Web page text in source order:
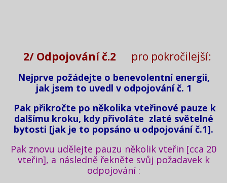
2/ Odpojování č.2 pro pokročilejší:
Nejprve požádejte o benevolentní energii,
jak jsem to uvedl v odpojování č. 1
Pak přikročte po několika vteřinové pauze k
dalšímu kroku, kdy přivoláte zlaté světelné
bytosti [jak je to popsáno u odpojování č.1].
Pak znovu udělejte pauzu několik vteřin [cca 20
vteřin], a následně řekněte svůj požadavek k
odpojování :